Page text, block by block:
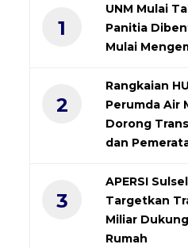
1
UNM Mulai
Panitia
Mulai
2
Rangkaian
Perumda Air
Dorong
dan
3
APERSI
Targetkan
Miliar
Rumah